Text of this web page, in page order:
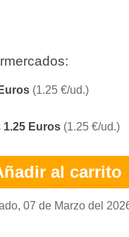
(1.25 €/ud.)
1.25 Euros (1.25 €/ud.)
al carrito
07 de Marzo del